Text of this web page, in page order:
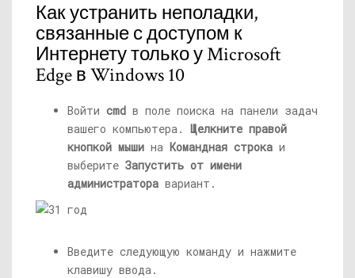
Как устранить неполадки,
связанные с доступом к
Интернету только у Microsoft
Edge в Windows 10
Войти cmd в поле поиска на панели задач
вашего компьютера. Щелкните правой
кнопкой мыши на Командная строка и
выберите Запустить от имени
администратора вариант.
Введите следующую команду и нажмите
клавишу ввода.